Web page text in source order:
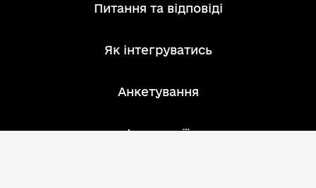
Питання та відповіді
Як інтегруватись
Анкетування
Інструкції